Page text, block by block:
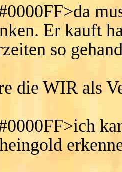
Er kauft
so
die WIR als